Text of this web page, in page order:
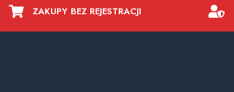
ZAKUPY BEZ REJESTRACJI